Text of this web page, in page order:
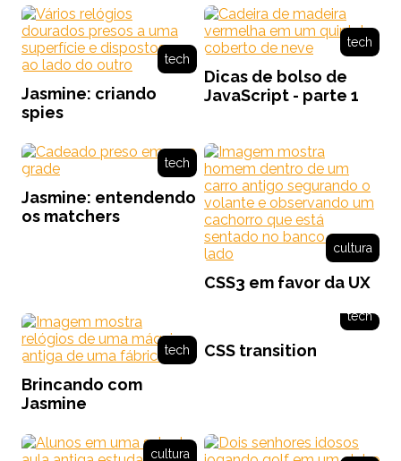
tech
Jasmine: criando
spies
tech
Dicas de bolso de
JavaScript - parte 1
tech
Jasmine: entendendo
os matchers
cultura
CSS3 em favor da UX
tech
Brincando com
Jasmine
tech
CSS transition
cultura